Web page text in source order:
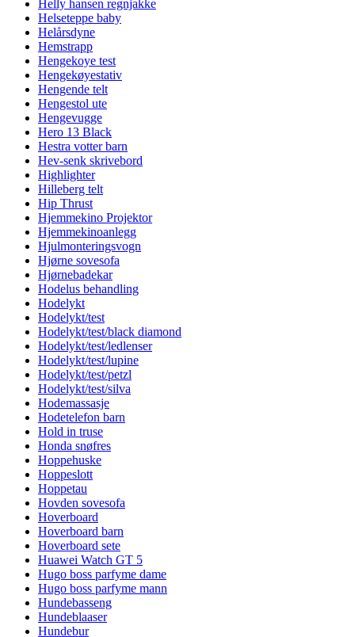
Helly hansen regnjakke
Helseteppe baby
Helårsdyne
Hemstrapp
Hengekoye test
Hengekøyestativ
Hengende telt
Hengestol ute
Hengevugge
Hero 13 Black
Hestra votter barn
Hev-senk skrivebord
Highlighter
Hilleberg telt
Hip Thrust
Hjemmekino Projektor
Hjemmekinoanlegg
Hjulmonteringsvogn
Hjørne sovesofa
Hjørnebadekar
Hodelus behandling
Hodelykt
Hodelykt/test
Hodelykt/test/black diamond
Hodelykt/test/ledlenser
Hodelykt/test/lupine
Hodelykt/test/petzl
Hodelykt/test/silva
Hodemassasje
Hodetelefon barn
Hold in truse
Honda snøfres
Hoppehuske
Hoppeslott
Hoppetau
Hovden sovesofa
Hoverboard
Hoverboard barn
Hoverboard sete
Huawei Watch GT 5
Hugo boss parfyme dame
Hugo boss parfyme mann
Hundebasseng
Hundeblaaser
Hundebur